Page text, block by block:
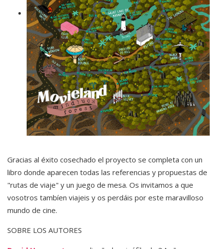
Gracias al éxito cosechado el proyecto se completa con un
libro donde aparecen todas las referencias y propuestas de
"rutas de viaje" y un juego de mesa. Os invitamos a que
vosotros tambíen viajeis y os perdáis por este maravilloso
mundo de cine.
SOBRE LOS AUTORES